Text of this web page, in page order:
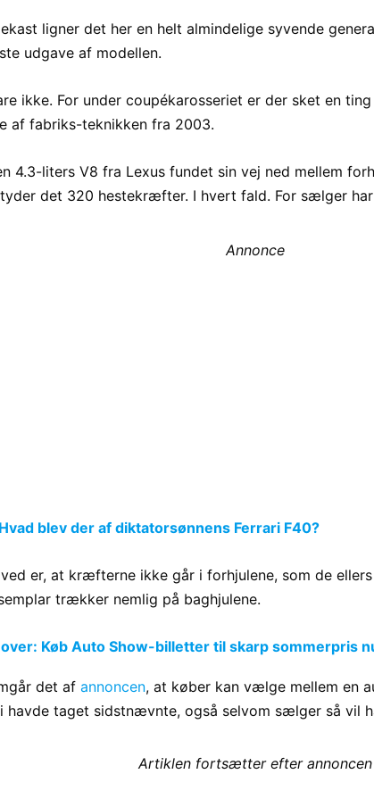
ligner det her en helt almindelige syvende
udgave af modellen.
ikke. For under coupékarosseriet er der sket en
af fabriks-teknikken fra 2003.
4.3-liters V8 fra Lexus fundet sin vej ned mellem
det 320 hestekræfter. I hvert fald. For sælger har
Annonce
blev der af diktatorsønnens Ferrari F40?
er, at kræfterne ikke går i forhjulene, som de
trækker nemlig på baghjulene.
Køb Auto Show-billetter til skarp sommerpris
det af annoncen, at køber kan vælge mellem en
havde taget sidstnævnte, også selvom sælger så vil
Artiklen fortsætter efter annoncen